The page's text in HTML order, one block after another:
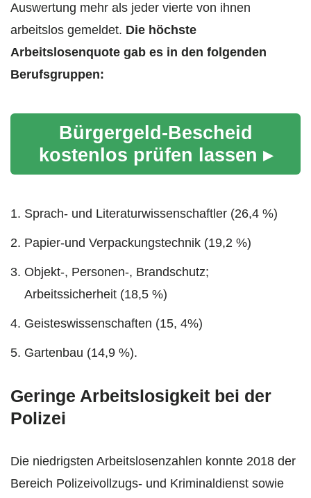
Auswertung mehr als jeder vierte von ihnen
arbeitslos gemeldet. Die höchste
Arbeitslosenquote gab es in den folgenden
Berufsgruppen:
Bürgergeld-Bescheid
kostenlos prüfen lassen ▸
Sprach- und Literaturwissenschaftler (26,4 %)
Papier-und Verpackungstechnik (19,2 %)
Objekt-, Personen-, Brandschutz;
Arbeitssicherheit (18,5 %)
Geisteswissenschaften (15, 4%)
Gartenbau (14,9 %).
Geringe Arbeitslosigkeit bei der
Polizei
Die niedrigsten Arbeitslosenzahlen konnte 2018 der
Bereich Polizeivollzugs- und Kriminaldienst sowie